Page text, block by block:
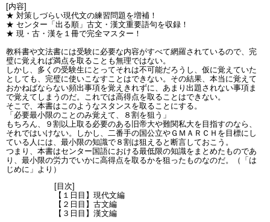
[内容]
★ 対策しづらい現代文の練習問題を増補！
★ センター「出る順」古文・漢文重要語句を収録！
★ 現・古・漢を１冊で完全マスター！
教科書や文法書には受験に必要な内容がすべて網羅されているので、完
璧に覚えれば満点を取ることも無理ではない。
しかし、多くの受験生にとってそれは不可能だろうし、仮に覚えていた
としても、完璧に使いこなすことはできない。その結果、本当に覚えて
おかねばならない頻出事項を覚えきれずに、あまり出題されない事項ま
で覚えてしまうのだ。これでは高得点を取ることはできない。
そこで、本書はこのようなスタンスを取ることにする。
「必要最小限のことのみ覚えて、８割を狙う」
もちろん、９割以上取る必要のある旧帝大や難関私大を目指すのなら、
それではいけない。しかし、二番手の国公立やＧＭＡＲＣＨを目標にし
ている人には、最小限の知識で８割は狙えると断言しておこう。
つまり、本書はセンター国語における最低限の知識をまとめたものであ
り、最小限の労力でいかに高得点を取るかを狙ったものなのだ。（「は
じめに」より）
[目次]
【１日目】現代文編
【２日目】古文編
【３日目】漢文編